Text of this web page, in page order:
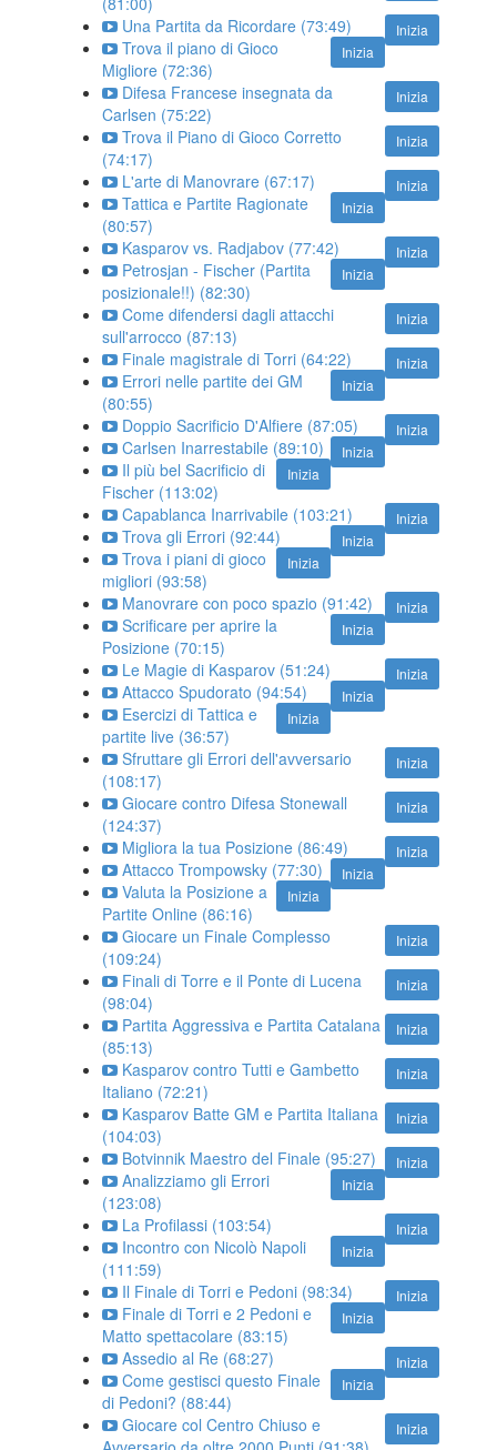
Inizia
Una Partita da Ricordare (73:49)
Inizia
Trova il piano di Gioco
Migliore (72:36)
Inizia
Difesa Francese insegnata da
Carlsen (75:22)
Inizia
Trova il Piano di Gioco Corretto
(74:17)
Inizia
L'arte di Manovrare (67:17)
Inizia
Tattica e Partite Ragionate
(80:57)
Inizia
Kasparov vs. Radjabov (77:42)
Inizia
Petrosjan - Fischer (Partita
posizionale!!) (82:30)
Inizia
Come difendersi dagli attacchi
sull'arrocco (87:13)
Inizia
Finale magistrale di Torri (64:22)
Inizia
Errori nelle partite dei GM
(80:55)
Inizia
Doppio Sacrificio D'Alfiere (87:05)
Inizia
Carlsen Inarrestabile (89:10)
Inizia
Il più bel Sacrificio di
Fischer (113:02)
Inizia
Capablanca Inarrivabile (103:21)
Inizia
Trova gli Errori (92:44)
Inizia
Trova i piani di gioco
migliori (93:58)
Inizia
Manovrare con poco spazio (91:42)
Inizia
Scrificare per aprire la
Posizione (70:15)
Inizia
Le Magie di Kasparov (51:24)
Inizia
Attacco Spudorato (94:54)
Inizia
Esercizi di Tattica e
partite live (36:57)
Inizia
Sfruttare gli Errori dell'avversario
(108:17)
Inizia
Giocare contro Difesa Stonewall
(124:37)
Inizia
Migliora la tua Posizione (86:49)
Inizia
Attacco Trompowsky (77:30)
Inizia
Valuta la Posizione a
Partite Online (86:16)
Inizia
Giocare un Finale Complesso
(109:24)
Inizia
Finali di Torre e il Ponte di Lucena
(98:04)
Inizia
Partita Aggressiva e Partita Catalana
(85:13)
Inizia
Kasparov contro Tutti e Gambetto
Italiano (72:21)
Inizia
Kasparov Batte GM e Partita Italiana
(104:03)
Inizia
Botvinnik Maestro del Finale (95:27)
Inizia
Analizziamo gli Errori
(123:08)
Inizia
La Profilassi (103:54)
Inizia
Incontro con Nicolò Napoli
(111:59)
Inizia
Il Finale di Torri e Pedoni (98:34)
Inizia
Finale di Torri e 2 Pedoni e
Matto spettacolare (83:15)
Inizia
Assedio al Re (68:27)
Inizia
Come gestisci questo Finale
di Pedoni? (88:44)
Inizia
Giocare col Centro Chiuso e